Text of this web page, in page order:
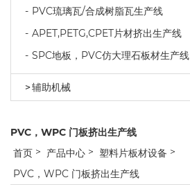
PVC琉璃瓦/合成树脂瓦生产线
APET,PETG,CPET片材挤出生产线
SPC地板，PVC仿大理石板材生产线
辅助机械
PVC，WPC 门板挤出生产线
首页
产品中心
塑料片板材设备
PVC，WPC 门板挤出生产线